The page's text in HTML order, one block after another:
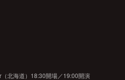
北海道）18:30開場／19:00開演